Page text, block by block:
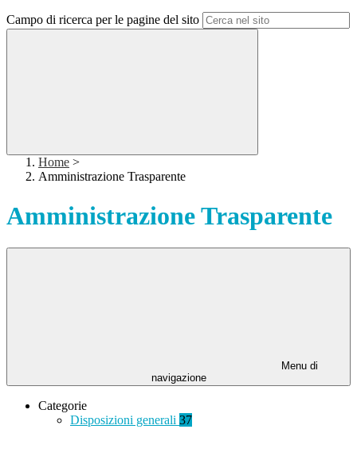
Campo di ricerca per le pagine del sito
Home >
Amministrazione Trasparente
Amministrazione Trasparente
Menu di
navigazione
Categorie
Disposizioni generali 37